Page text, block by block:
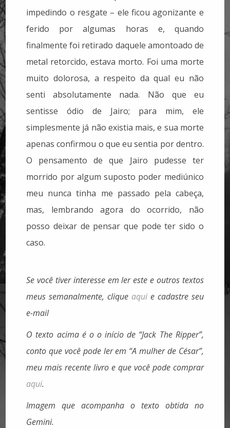
impedindo o resgate – ele ficou agonizante e
ferido por algumas horas e, quando
finalmente foi retirado daquele amontoado de
metal retorcido, estava morto. Foi uma morte
muito dolorosa, a respeito da qual eu não
senti absolutamente nada. Não que eu
sentisse ódio de Jairo; para mim, ele
simplesmente já não existia mais, e sua morte
apenas confirmou o que eu sentia por dentro.
O pensamento de que Jairo pudesse ter
morrido por algum suposto poder mediúnico
meu nunca tinha me passado pela cabeça,
mas, lembrando agora do ocorrido, não
posso deixar de pensar que pode ter sido o
caso.
Se você tiver interesse em ler este e outros textos
meus semanalmente, clique aqui e cadastre seu
e-mail
O texto acima é o o início de “Jack The Ripper”,
conto que você pode ler em “A mulher de César”,
meu mais recente livro e que você pode comprar
aqui.
Imagem que acompanha o texto obtida no
Gemini.